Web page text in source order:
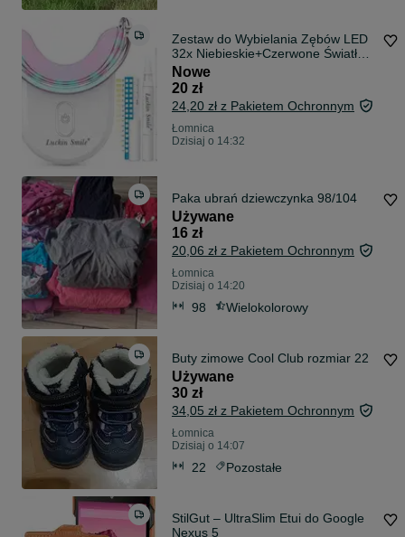
Zestaw do Wybielania Zębów LED
32x Niebieskie+Czerwone Światło
12% PAP
Nowe
20 zł
24,20 zł z Pakietem Ochronnym
Łomnica
Dzisiaj o 14:32
Paka ubrań dziewczynka 98/104
Używane
16 zł
20,06 zł z Pakietem Ochronnym
Łomnica
Dzisiaj o 14:20
98 Wielokolorowy
Buty zimowe Cool Club rozmiar 22
Używane
30 zł
34,05 zł z Pakietem Ochronnym
Łomnica
Dzisiaj o 14:07
22 Pozostałe
StilGut – UltraSlim Etui do Google
Nexus 5